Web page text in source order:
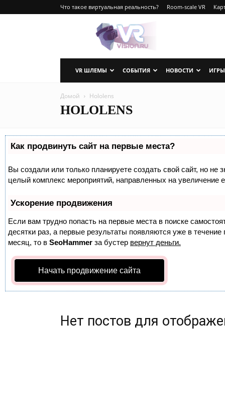
Что такое виртуальная реальность? Room-scale VR
VRvision.ru
VR ШЛЕМЫ СОБЫТИЯ НОВОСТИ ИГРЫ
Домой Hololens
HOLOLENS
Как продвинуть сайт на первые места?
Вы создали или только планируете создать свой сайт, но не
целый комплекс мероприятий, направленных на увеличение
Ускорение продвижения
Если вам трудно попасть на первые места в поиске
десятки раз, а первые результаты появляются уже в
месяц, то в SeoHammer за бустер вернут деньги.
Начать продвижение сайта
Нет постов для